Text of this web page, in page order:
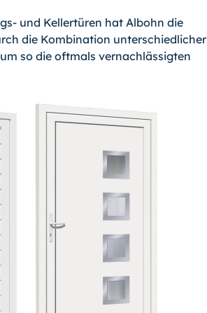
und Kellertüren hat Albohn die
die Kombination unterschiedlicher
so die oftmals vernachlässigten